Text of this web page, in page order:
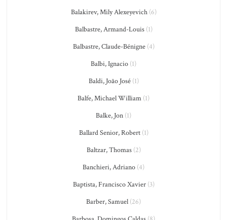
Balakirev, Mily Alexeyevich(6)
Balbastre, Armand-Louis(1)
Balbastre, Claude-Bénigne(4)
Balbi, Ignacio (1)
Baldi, João José(1)
Balfe, Michael William (1)
Balke, Jon (1)
Ballard Senior, Robert(1)
Baltzar, Thomas(2)
Banchieri, Adriano (4)
Baptista, Francisco Xavier(3)
Barber, Samuel (26)